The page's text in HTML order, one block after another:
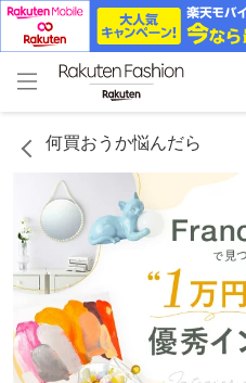
menu home
トップ
何買おうか悩んだら